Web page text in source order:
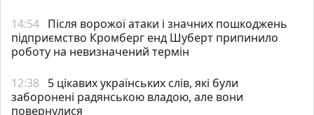
14:54 Після ворожої атаки і значних пошкоджень
підприємство Кромберг енд Шуберт припинило
роботу на невизначений термін
12:38
5 цікавих українських слів, які були
заборонені радянською владою, але вони
повернулися